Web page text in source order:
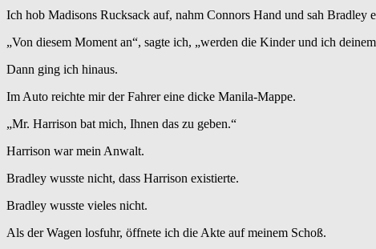
Ich hob Madisons Rucksack auf, nahm Connors Hand und sah Bradley
„Von diesem Moment an“, sagte ich, „werden die Kinder und ich
Dann ging ich hinaus.
Im Auto reichte mir der Fahrer eine dicke Manila-Mappe.
„Mr. Harrison bat mich, Ihnen das zu geben.“
Harrison war mein Anwalt.
Bradley wusste nicht, dass Harrison existierte.
Bradley wusste vieles nicht.
Als der Wagen losfuhr, öffnete ich die Akte auf meinem Schoß.